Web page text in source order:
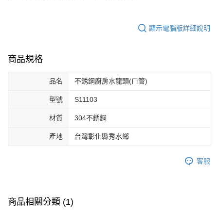
顯示電腦版詳細說明
商品規格
品名 不銹鋼廚房水龍頭(ㄇ管)
型號 S11103
材質 304不銹鋼
產地 台灣彰化縣秀水鄉
客服
商品相關分類 (1)